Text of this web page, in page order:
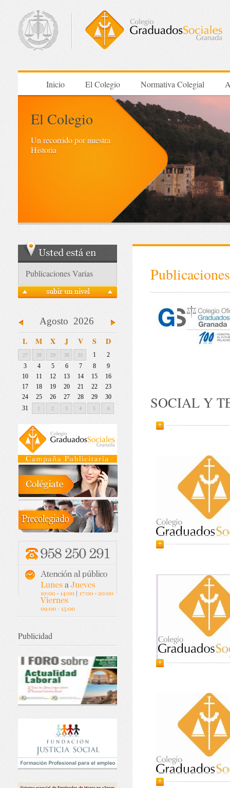
Inicio El Colegio Normativa Colegial
El Colegio
Un recorrido por nuestra
Historia
Publicaciones Varias
Agosto 2026
L
M X J V S D
27 28 29 30 31 1
2
3
4 5 6 7 8
9
10
11 12 13 14 15
16
17
18 19 20 21 22
23
24
25 26 27 28 29
30
31
1 2 3 4 5 6
Publicidad
SOCIAL Y